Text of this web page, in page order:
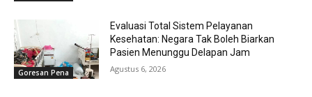
Goresan Pena
Evaluasi Total Sistem Pelayanan
Kesehatan: Negara Tak Boleh Biarkan
Pasien Menunggu Delapan Jam
Agustus 6, 2026